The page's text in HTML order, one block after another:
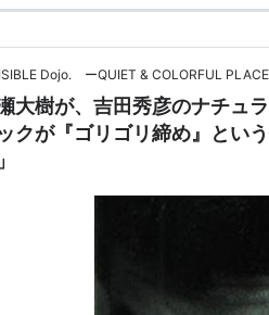
Dojo. ーQUIET & COLORFUL
大樹が、吉田秀彦のナチュ
クが『ゴリゴリ締め』とい